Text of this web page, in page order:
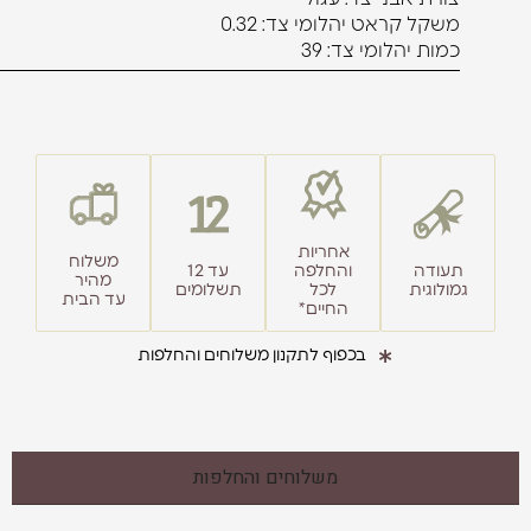
תעודה
גמולוגית
אחריות
והחלפה
לכל
החיים*
עד 12
תשלומים
משלוח
מהיר
עד הבית
בכפוף לתקנון משלוחים והחלפות
משקל קראט יהלומי צד: 0.32
כמות יהלומי צד: 39
משלוחים והחלפות